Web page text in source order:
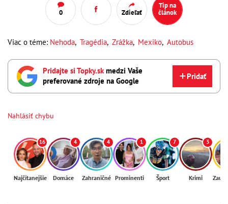
0 Zdieľať
Tip na
článok
Viac o téme: Nehoda, Tragédia, Zrážka, Mexiko, Autobus
Pridajte si Topky.skmedzi Vaše
preferované zdroje na Google
Pridať
Nahlásiť chybu
16
Najčítanejšie
4
Domáce
4
Zahraničné
1
Prominenti
7
Šport
3
Krimi